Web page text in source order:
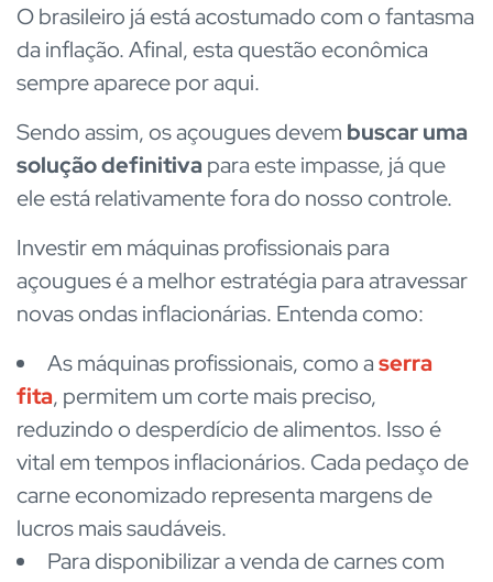
O brasileiro já está acostumado com o fantasma
da inflação. Afinal, esta questão econômica
sempre aparece por aqui.
Sendo assim, os açougues devem buscar uma
solução definitiva para este impasse, já que
ele está relativamente fora do nosso controle.
Investir em máquinas profissionais para
açougues é a melhor estratégia para atravessar
novas ondas inflacionárias. Entenda como:
As máquinas profissionais, como aserra
fita, permitem um corte mais preciso,
reduzindo o desperdício de alimentos. Isso é
vital em tempos inflacionários. Cada pedaço de
carne economizado representa margens de
lucros mais saudáveis.
Para disponibilizar a venda de carnes com